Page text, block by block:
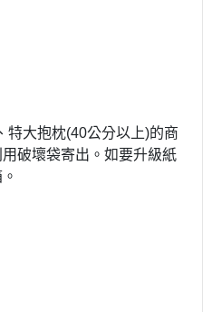
特大抱枕(40公分以上)的商
破壞袋寄出。如要升級紙